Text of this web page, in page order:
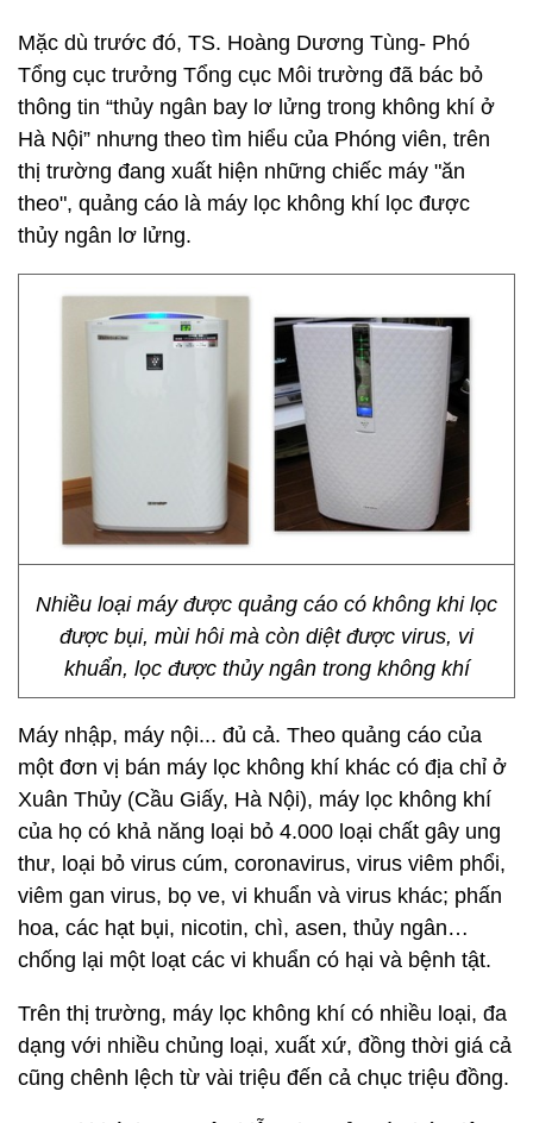
Mặc dù trước đó, TS. Hoàng Dương Tùng- Phó
Tổng cục trưởng Tổng cục Môi trường đã bác bỏ
thông tin “thủy ngân bay lơ lửng trong không khí ở
Hà Nội” nhưng theo tìm hiểu của Phóng viên, trên
thị trường đang xuất hiện những chiếc máy "ăn
theo", quảng cáo là máy lọc không khí lọc được
thủy ngân lơ lửng.
Nhiều loại máy được quảng cáo có không khi lọc
được bụi, mùi hôi mà còn diệt được virus, vi
khuẩn, lọc được thủy ngân trong không khí
Máy nhập, máy nội... đủ cả. Theo quảng cáo của
một đơn vị bán máy lọc không khí khác có địa chỉ ở
Xuân Thủy (Cầu Giấy, Hà Nội), máy lọc không khí
của họ có khả năng loại bỏ 4.000 loại chất gây ung
thư, loại bỏ virus cúm, coronavirus, virus viêm phổi,
viêm gan virus, bọ ve, vi khuẩn và virus khác; phấn
hoa, các hạt bụi, nicotin, chì, asen, thủy ngân…
chống lại một loạt các vi khuẩn có hại và bệnh tật.
Trên thị trường, máy lọc không khí có nhiều loại, đa
dạng với nhiều chủng loại, xuất xứ, đồng thời giá cả
cũng chênh lệch từ vài triệu đến cả chục triệu đồng.